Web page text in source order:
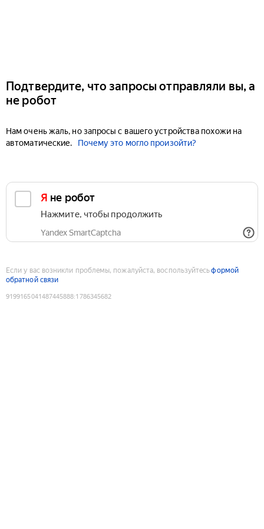
Подтвердите, что запросы отправляли вы, а
не робот
Нам очень жаль, но запросы с вашего устройства похожи на
автоматические.
Почему это могло произойти?
Я не робот
Нажмите, чтобы продолжить
Yandex SmartCaptcha
Если у вас возникли проблемы, пожалуйста, воспользуйтесьформой
обратной связи
9199165041487445888:1786345682